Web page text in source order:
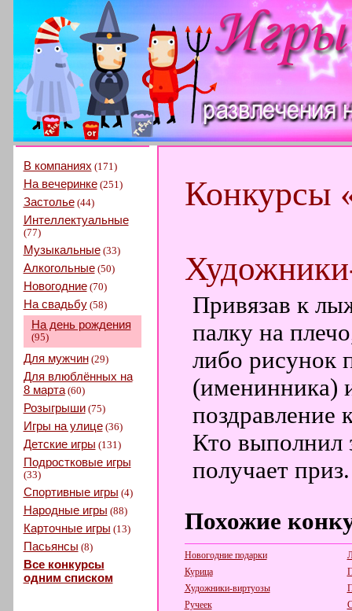
В компаниях (171)
На вечеринке(251)
Застолье(44)
Интеллектуальные
(77)
Музыкальные(33)
Алкогольные(50)
Новогодние(70)
На свадьбу(58)
На день рождения
(95)
Для мужчин(29)
Для влюблённых на
8 марта(60)
Розыгрыши(75)
Игры на улице(36)
Детские игры (131)
Подростковые игры
(33)
Спортивные игры (4)
Народные игры (88)
Карточные игры (13)
Пасьянсы (8)
Все конкурсы
одним списком
Конкурсы
Привязав к
палку на
либо рисунок
(именинника)
поздравление
Кто выполнил
получает приз.
Похожие
Новогодние подарки
Курица
Художники-виртуозы
Ручеек